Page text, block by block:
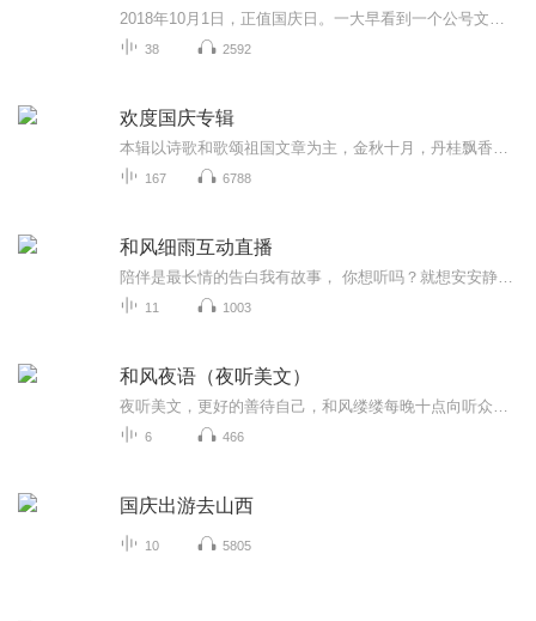
38 2592
欢度国庆专辑
167 6788
和风细雨互动直播
11 1003
和风夜语（夜听美文）
6 466
国庆出游去山西
10 5805